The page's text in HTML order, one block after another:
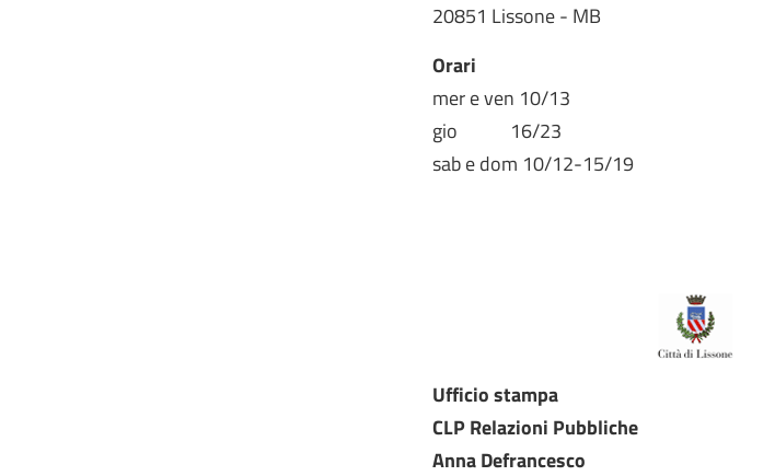
20851 Lissone - MB
Orari
mer e ven 10/13
gio 16/23
sab e dom 10/12-15/19
Ufficio stampa
CLP Relazioni Pubbliche
Anna Defrancesco